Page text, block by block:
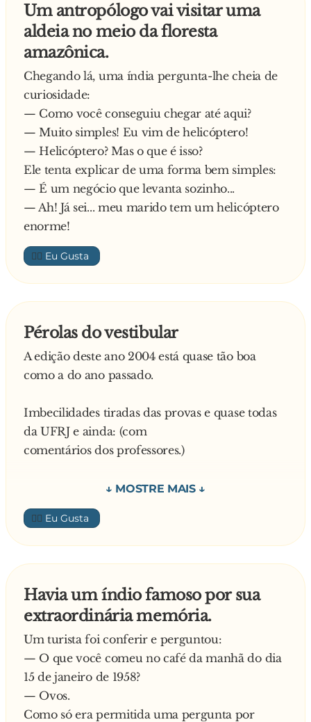
terra!
— O que Bah ganhar com isso?
— Como homenagem a vossa senhoria e para
que todos se lembrem que Bah foi até o outro
lado da praia para oficializar esta descoberta,
esta terra se chamará Bahfoi!
— Ah, não, Bah não querer ir... Bah ter muita
preguiça... Melhor o senhor chamar a terra de
Bahia!
Um antropólogo vai visitar uma
aldeia no meio da floresta
amazônica.
Chegando lá, uma índia pergunta-lhe cheia de
curiosidade:
— Como você conseguiu chegar até aqui?
— Muito simples! Eu vim de helicóptero!
— Helicóptero? Mas o que é isso?
Ele tenta explicar de uma forma bem simples:
— É um negócio que levanta sozinho...
— Ah! Já sei... meu marido tem um helicóptero
enorme!
👍🏼
Pérolas do vestibular
A edição deste ano 2004 está quase tão boa
como a do ano passado.
Imbecilidades tiradas das provas e quase todas
da UFRJ e ainda: (com
comentários dos professores.)
1) Lavoisier foi guilhotinado por ter inventado o
oxigênio. (Já imaginou?)
2) O nervo ótico transmite idéias luminosas ao
transmitir idéias sombreadas, não é mesmo?)
3) O vento é uma imensa quantidade de ar.
(Que coisa! Não tinha pensado nisso.)
4) O terremoto é um pequeno movimento de
terras não cultivadas. (Só faltou completar que
👍🏼
Havia um índio famoso por sua
extraordinária memória.
Um turista foi conferir e perguntou:
— O que você comeu no café da manhã do dia
15 de janeiro de 1958?
— Ovos.
Como só era permitida uma pergunta por